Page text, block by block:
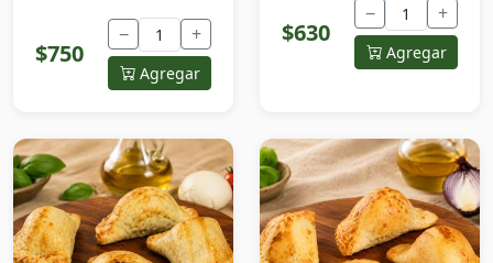
$750
− +
Agregar
$630
− +
Agregar